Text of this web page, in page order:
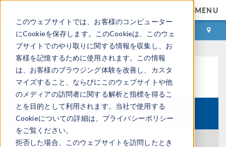
このウェブサイトでは、お客様のコンピューター
にCookieを保存します。このCookieは、このウェ
ブサイトでのやり取りに関する情報を収集し、お
客様を記憶するために使用されます。この情報
は、お客様のブラウジング体験を改善し、カスタ
マイズすること、ならびにこのウェブサイトや他
のメディアの訪問者に関する解析と指標を得るこ
とを目的として利用されます。当社で使用する
Cookieについての詳細は、プライバシーポリシー
をご覧ください。
拒否した場合、このウェブサイトを訪問したとき
MENU
ログイン お問い合わせ
ラーニングセンター
Course: Defining Multiphysics Models
一覧に戻る